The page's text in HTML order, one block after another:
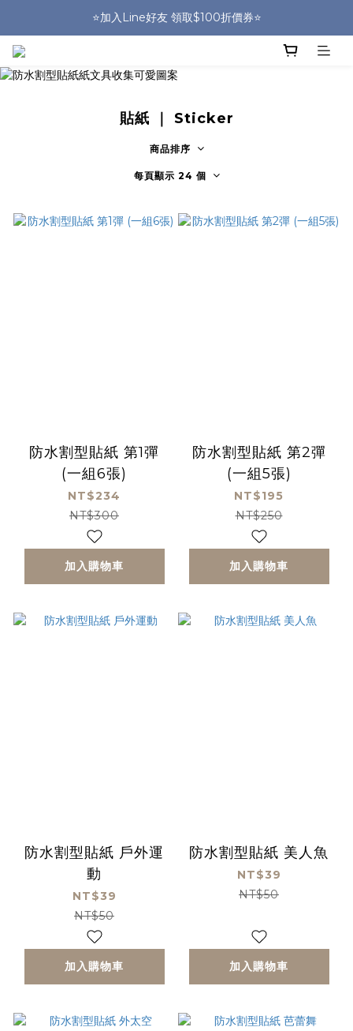
🎒HUGGER實體門市~實背才知道🎒
⭐️加入Line好友 領取$100折價券⭐️
貼紙 ｜ Sticker
商品排序
每頁顯示 24 個
防水割型貼紙 第1彈
(一組6張)
NT$234
NT$300
加入購物車
防水割型貼紙 第2彈
(一組5張)
NT$195
NT$250
加入購物車
防水割型貼紙 戶外運
動
NT$39
NT$50
加入購物車
防水割型貼紙 美人魚
NT$39
NT$50
加入購物車